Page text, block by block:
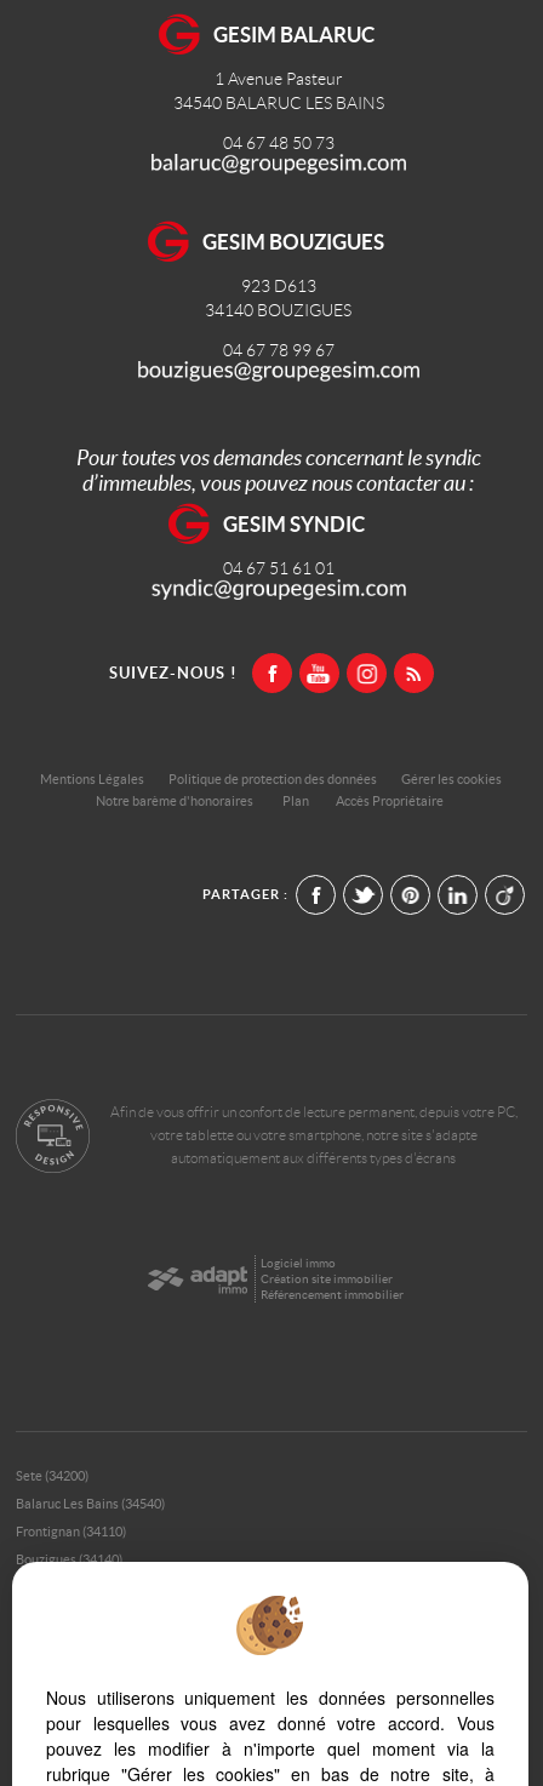
GESIM BALARUC
1 Avenue Pasteur
34540 BALARUC LES BAINS
04 67 48 50 73
GESIM BOUZIGUES
923 D613
34140 BOUZIGUES
04 67 78 99 67
Pour toutes vos demandes concernant le syndic
d’immeubles, vous pouvez nous contacter au :
GESIM SYNDIC
04 67 51 61 01
SUIVEZ-NOUS !
Mentions Légales Politique de protection des données
Gérer les cookies
Notre barème d'honoraires
Plan Accès Propriétaire
PARTAGER :
Afin de vous offrir un confort de lecture permanent, depuis votre PC,
votre tablette ou votre smartphone, notre site s'adapte
automatiquement aux différents types d'écrans
Logiciel immo
Création site immobilier
Référencement immobilier
Sete (34200)
Balaruc Les Bains (34540)
Frontignan (34110)
Bouzigues (34140)
Marseillan (34340)
Palavas Les Flots (34250)
Montpellier (34080)
Montagnac (34530)
Nous utiliserons uniquement les données personnelles
pour lesquelles vous avez donné votre accord. Vous
pouvez les modifier à n'importe quel moment via la
rubrique "Gérer les cookies" en bas de notre site, à